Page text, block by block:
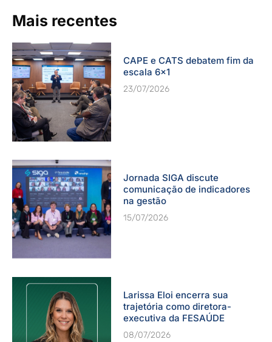
Mais recentes
CAPE e CATS debatem fim da
escala 6×1
23/07/2026
Jornada SIGA discute
comunicação de indicadores
na gestão
15/07/2026
Larissa Eloi encerra sua
trajetória como diretora-
executiva da FESAÚDE
08/07/2026